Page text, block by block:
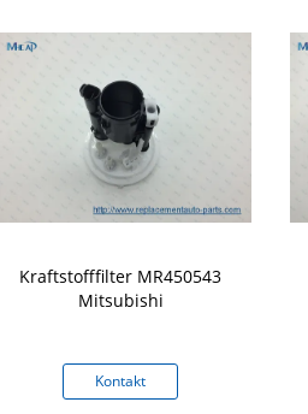
Kraftstofffilter MR450543
Mitsubishi
Kontakt